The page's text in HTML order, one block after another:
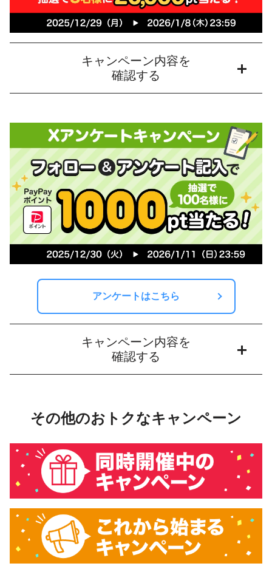
キャンペーン内容を
確認する
アンケートはこちら
キャンペーン内容を
確認する
その他のおトクなキャンペーン